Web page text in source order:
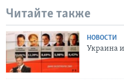
Читайте также
НОВОСТИ
Украина